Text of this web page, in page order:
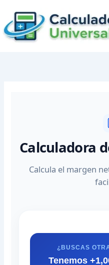
content
Calculadora
Calcula el margen
¿BUSCAS
Tenemos